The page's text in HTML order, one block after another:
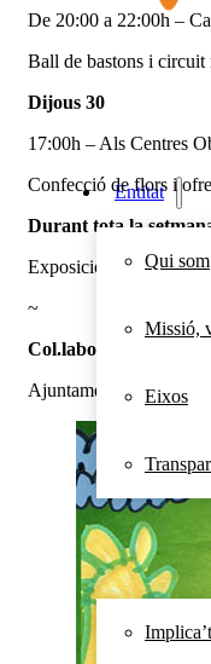
Entitat
Qui som
Missió,
Eixos
Sociolaboral
Destacats
Contacte
Implica’t
De 20:00 a 22:00h –
Ball de bastons i circuit
Dijous 30
17:00h – Als Centres
Confecció de flors i
Durant tota la
Exposició de dibuixos
~
Col.laboren
Ajuntament de Lleida,